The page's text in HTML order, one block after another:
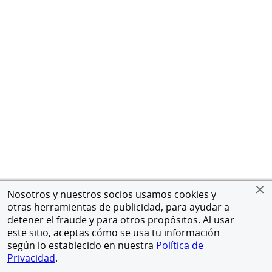
Nosotros y nuestros socios usamos cookies y
otras herramientas de publicidad, para ayudar a
detener el fraude y para otros propósitos. Al usar
este sitio, aceptas cómo se usa tu información
según lo establecido en nuestra Política de
Privacidad.